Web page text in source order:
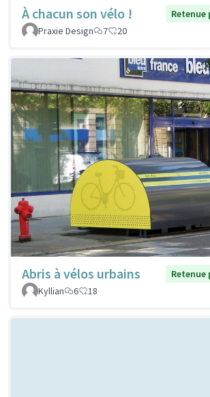
À chacun son vélo !
Praxie Design
7 20
Abris à vélos urbains
Kyllian
6 18